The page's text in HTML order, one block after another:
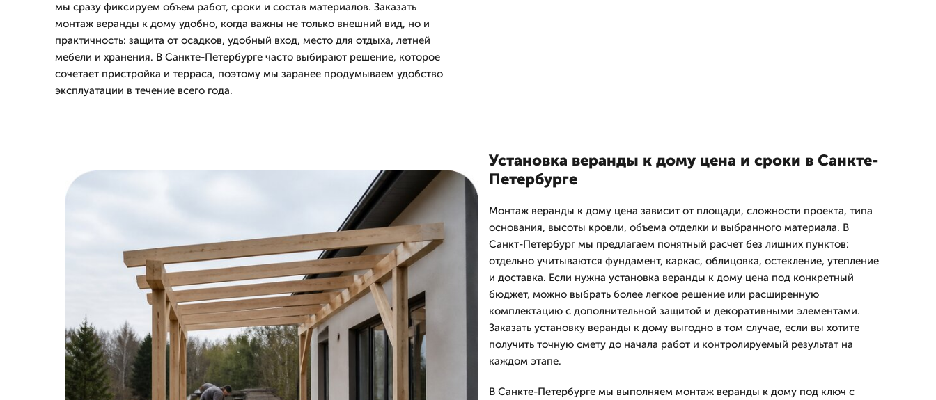
мы сразу фиксируем объем работ, сроки и состав материалов. Заказать
монтаж веранды к дому удобно, когда важны не только внешний вид, но и
практичность: защита от осадков, удобный вход, место для отдыха, летней
мебели и хранения. В Санкте-Петербурге часто выбирают решение, которое
сочетает пристройка и терраса, поэтому мы заранее продумываем удобство
эксплуатации в течение всего года.
Установка веранды к дому цена и сроки в Санкте-
Петербурге
Монтаж веранды к дому цена зависит от площади, сложности проекта, типа
основания, высоты кровли, объема отделки и выбранного материала. В
Санкт-Петербург мы предлагаем понятный расчет без лишних пунктов:
отдельно учитываются фундамент, каркас, облицовка, остекление, утепление
и доставка. Если нужна установка веранды к дому цена под конкретный
бюджет, можно выбрать более легкое решение или расширенную
комплектацию с дополнительной защитой и декоративными элементами.
Заказать установку веранды к дому выгодно в том случае, если вы хотите
получить точную смету до начала работ и контролируемый результат на
каждом этапе.
В Санкте-Петербурге мы выполняем монтаж веранды к дому под ключ с